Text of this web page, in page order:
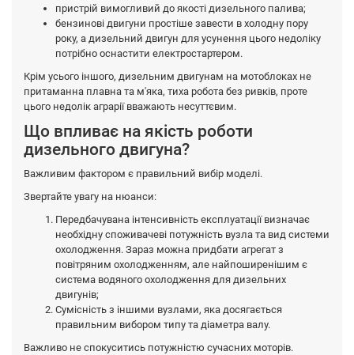
пристрій вимогливий до якості дизельного палива;
бензинові двигуни простіше завести в холодну пору
року, а дизельний двигун для усунення цього недоліку
потрібно оснастити електростартером.
Крім усього іншого, дизельним двигунам на мотоблоках не
притаманна плавна та м'яка, тиха робота без ривків, проте
цього недолік аграрії вважають несуттєвим.
Що впливає на якість роботи
дизельного двигуна?
Важливим фактором є правильний вибір моделі.
Звертайте увагу на нюанси:
Передбачувана інтенсивність експлуатації визначає
необхідну споживачеві потужність вузла та вид системи
охолодження. Зараз можна придбати агрегат з
повітряним охолодженням, але найпоширенішим є
система водяного охолодження для дизельних
двигунів;
Сумісність з іншими вузлами, яка досягається
правильним вибором типу та діаметра валу.
Важливо не спокуситись потужністю сучасних моторів.